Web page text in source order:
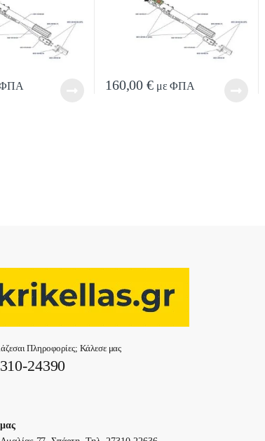
ΦΠΑ 160,00€με ΦΠΑ
Πληροφορίες; Κάλεσε μας
24390